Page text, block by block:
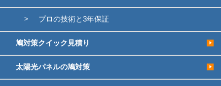
プロの技術と3年保証
鳩対策クイック見積り
太陽光パネルの鳩対策